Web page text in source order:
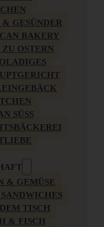
GESÜNDER
BAKERY
OSTERN
SÜSS
& GEMÜSE
TISCH
& FISCH